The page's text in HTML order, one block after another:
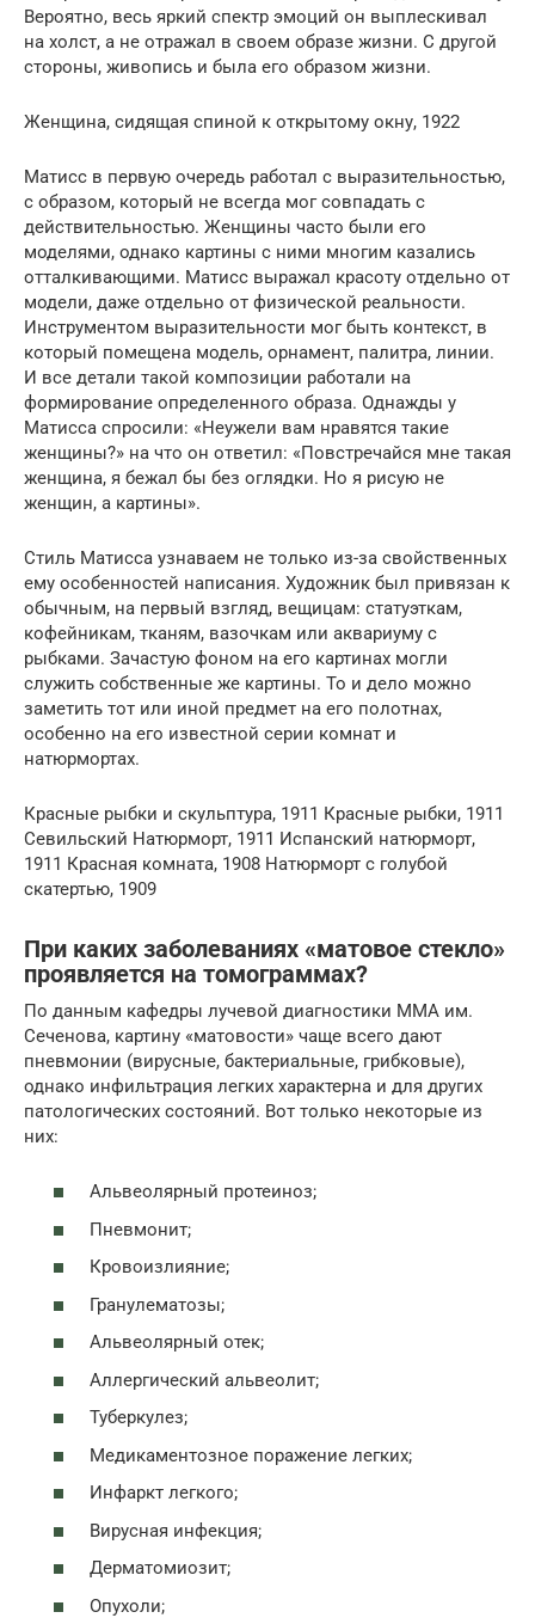
Вероятно, весь яркий спектр эмоций он выплескивал
на холст, а не отражал в своем образе жизни. С другой
стороны, живопись и была его образом жизни.
Женщина, сидящая спиной к открытому окну, 1922
Матисс в первую очередь работал с выразительностью,
с образом, который не всегда мог совпадать с
действительностью. Женщины часто были его
моделями, однако картины с ними многим казались
отталкивающими. Матисс выражал красоту отдельно от
модели, даже отдельно от физической реальности.
Инструментом выразительности мог быть контекст, в
который помещена модель, орнамент, палитра, линии.
И все детали такой композиции работали на
формирование определенного образа. Однажды у
Матисса спросили: «Неужели вам нравятся такие
женщины?» на что он ответил: «Повстречайся мне такая
женщина, я бежал бы без оглядки. Но я рисую не
женщин, а картины».
Стиль Матисса узнаваем не только из-за свойственных
ему особенностей написания. Художник был привязан к
обычным, на первый взгляд, вещицам: статуэткам,
кофейникам, тканям, вазочкам или аквариуму с
рыбками. Зачастую фоном на его картинах могли
служить собственные же картины. То и дело можно
заметить тот или иной предмет на его полотнах,
особенно на его известной серии комнат и
натюрмортах.
Красные рыбки и скульптура, 1911 Красные рыбки, 1911
Севильский Натюрморт, 1911 Испанский натюрморт,
1911 Красная комната, 1908 Натюрморт с голубой
скатертью, 1909
При каких заболеваниях «матовое стекло»
проявляется на томограммах?
По данным кафедры лучевой диагностики ММА им.
Сеченова, картину «матовости» чаще всего дают
пневмонии (вирусные, бактериальные, грибковые),
однако инфильтрация легких характерна и для других
патологических состояний. Вот только некоторые из
них:
Альвеолярный протеиноз;
Пневмонит;
Кровоизлияние;
Гранулематозы;
Альвеолярный отек;
Аллергический альвеолит;
Туберкулез;
Медикаментозное поражение легких;
Инфаркт легкого;
Вирусная инфекция;
Дерматомиозит;
Опухоли;